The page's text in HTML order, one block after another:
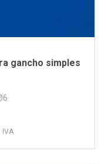
gancho simples
IVA